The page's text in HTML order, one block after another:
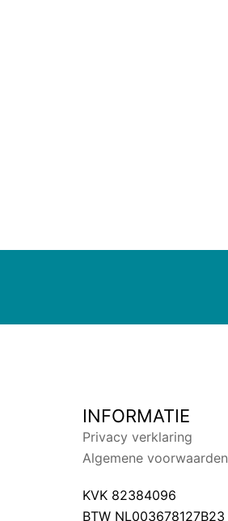
INFORMATIE
Privacy verklaring
Algemene voorwaarden
KVK 82384096
BTW NL003678127B23